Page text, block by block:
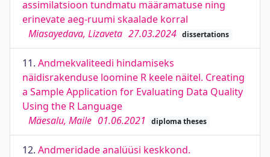
assimilatsioon tundmatu määramatuse ning
erinevate aeg-ruumi skaalade korral
Miasayedava, Lizaveta 27.03.2024 dissertations
11. Andmekvaliteedi hindamiseks
näidisrakenduse loomine R keele näitel. Creating
a Sample Application for Evaluating Data Quality
Using the R Language
Mäesalu, Maile 01.06.2021 diploma theses
12. Andmeridade analüüsi keskkond.